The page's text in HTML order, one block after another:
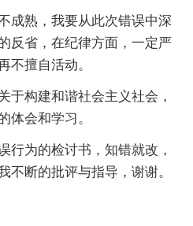
成熟，我要从此次错误中深
反省，在纪律方面，一定严
不擅自活动。
于构建和谐社会主义社会，
体会和学习。
行为的检讨书，知错就改，
不断的批评与指导，谢谢。